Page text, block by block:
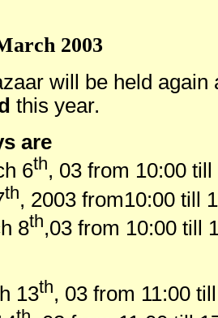
2003
will be held again
this year.
are
6th, 03 from 10:00
th, 2003 from10:00 till
8th,03 from 10:00 till
13th, 03 from 11:00